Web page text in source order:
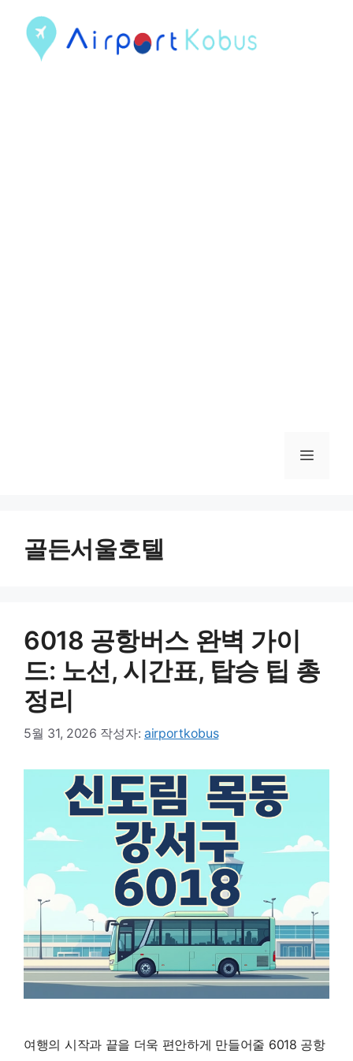
메
골든서울호텔
6018 공항버스 완벽 가이
드: 노선, 시간표, 탑승 팁 총
정리
5월 31, 2026 작성자: airportkobus
여행의 시작과 끝을 더욱 편안하게 만들어줄 6018 공항